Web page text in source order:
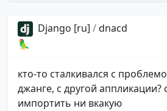
Django [ru] /dnacd
🦜
кто-то сталкивался с
джанге, с другой аппликации?
импортить ни вкакую